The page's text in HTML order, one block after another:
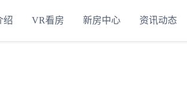
绍 VR看房 新房中心 资讯动态